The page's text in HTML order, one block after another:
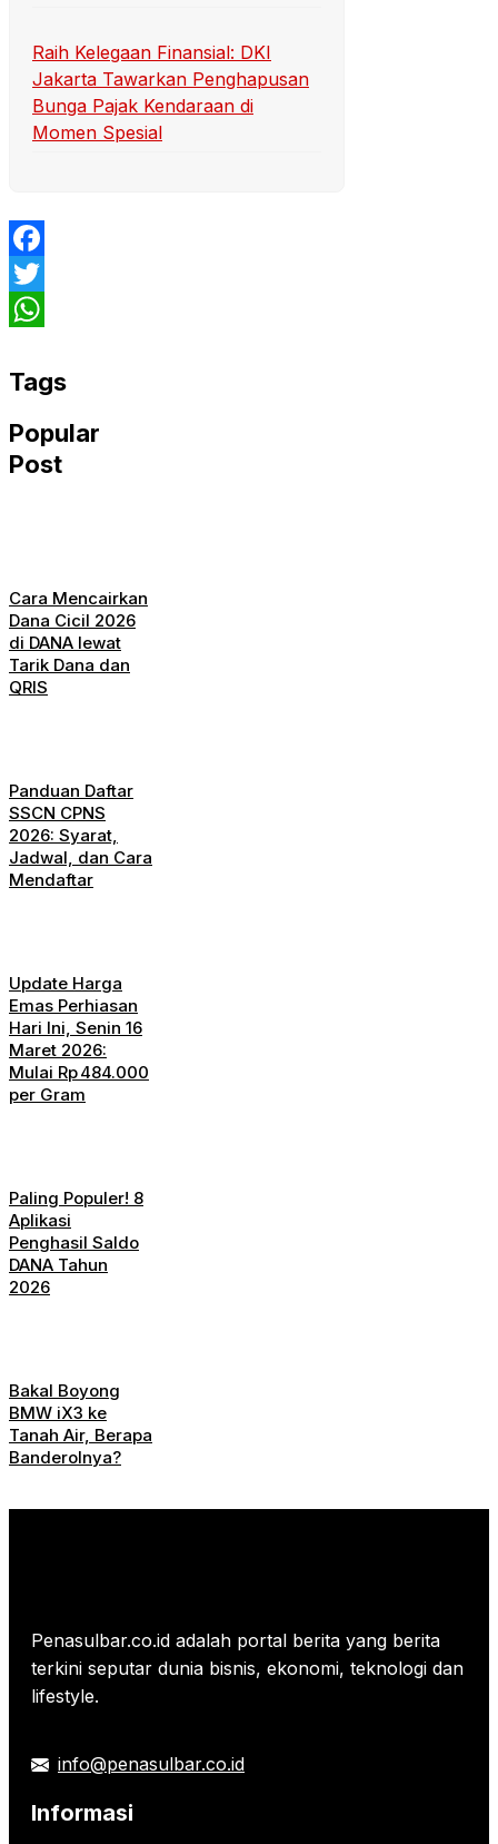
Raih Kelegaan Finansial: DKI
Jakarta Tawarkan Penghapusan
Bunga Pajak Kendaraan di
Momen Spesial
Facebook
Twitter
Tags
Popular
Post
Cara Mencairkan
Dana Cicil 2026
di DANA lewat
Tarik Dana dan
QRIS
Panduan Daftar
SSCN CPNS
2026: Syarat,
Jadwal, dan Cara
Mendaftar
Update Harga
Emas Perhiasan
Hari Ini, Senin 16
Maret 2026:
Mulai Rp 484.000
per Gram
Paling Populer! 8
Aplikasi
Penghasil Saldo
DANA Tahun
2026
Bakal Boyong
BMW iX3 ke
Tanah Air, Berapa
Banderolnya?
Penasulbar.co.id adalah portal berita yang berita
terkini seputar dunia bisnis, ekonomi, teknologi dan
lifestyle.
info@penasulbar.co.id
Informasi